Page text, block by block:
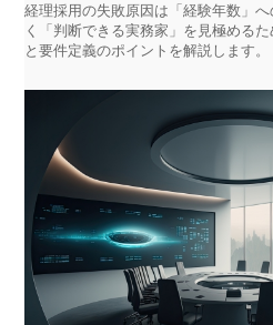
ッフ
経理採用の失敗原因は「経験年数」
く「判断できる実務家」を見極める
と要件定義のポイントを解説します。